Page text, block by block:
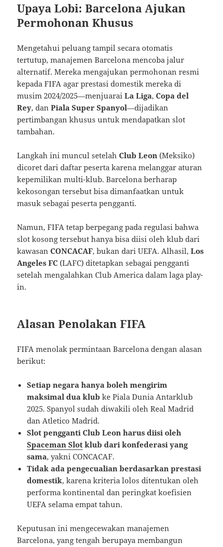
Upaya Lobi: Barcelona Ajukan
Permohonan Khusus
Mengetahui peluang tampil secara otomatis
tertutup, manajemen Barcelona mencoba jalur
alternatif. Mereka mengajukan permohonan resmi
kepada FIFA agar prestasi domestik mereka di
musim 2024/2025—menjuaraiLa Liga,Copa del
Rey, danPiala Super Spanyol—dijadikan
pertimbangan khusus untuk mendapatkan slot
tambahan.
Langkah ini muncul setelahClub Leon (Meksiko)
dicoret dari daftar peserta karena melanggar aturan
kepemilikan multi-klub. Barcelona berharap
kekosongan tersebut bisa dimanfaatkan untuk
masuk sebagai peserta pengganti.
Namun, FIFA tetap berpegang pada regulasi bahwa
slot kosong tersebut hanya bisa diisi oleh klub dari
kawasanCONCACAF, bukan dari UEFA. Alhasil,Los
Angeles FC (LAFC) ditetapkan sebagai pengganti
setelah mengalahkan Club America dalam laga play-
in.
Alasan Penolakan FIFA
FIFA menolak permintaan Barcelona dengan alasan
berikut:
Setiap negara hanya boleh mengirim
maksimal dua klub ke Piala Dunia Antarklub
2025. Spanyol sudah diwakili oleh Real Madrid
dan Atletico Madrid.
Slot pengganti Club Leon harus diisi oleh
Spaceman Slot klub dari konfederasi yang
sama, yakni CONCACAF.
Tidak ada pengecualian berdasarkan prestasi
domestik, karena kriteria lolos ditentukan oleh
performa kontinental dan peringkat koefisien
UEFA selama empat tahun.
Keputusan ini mengecewakan manajemen
Barcelona, yang tengah berupaya membangun